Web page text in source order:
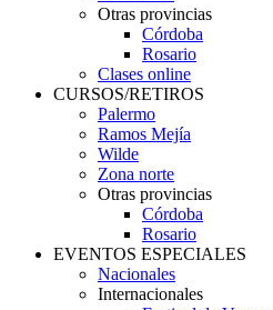
Otras provincias
Córdoba
Rosario
Clases online
CURSOS/RETIROS
Palermo
Ramos Mejía
Wilde
Zona norte
Otras provincias
Córdoba
Rosario
EVENTOS ESPECIALES
Nacionales
Internacionales